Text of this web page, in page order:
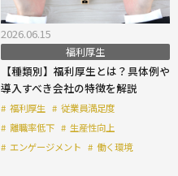
2026.06.15
福利厚生
【種類別】福利厚生とは？具体例や
導入すべき会社の特徴を解説
# 福利厚生 # 従業員満足度
# 離職率低下 # 生産性向上
# エンゲージメント # 働く環境